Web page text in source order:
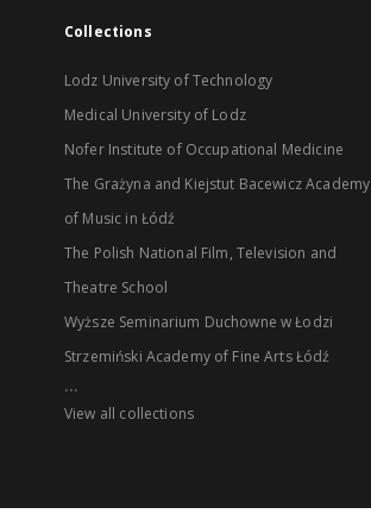
Collections
Lodz University of Technology
Medical University of Lodz
Nofer Institute of Occupational Medicine
The Grażyna and Kiejstut Bacewicz Academy
of Music in Łódź
The Polish National Film, Television and
Theatre School
Wyższe Seminarium Duchowne w Łodzi
Strzemiński Academy of Fine Arts Łódź
...
View all collections